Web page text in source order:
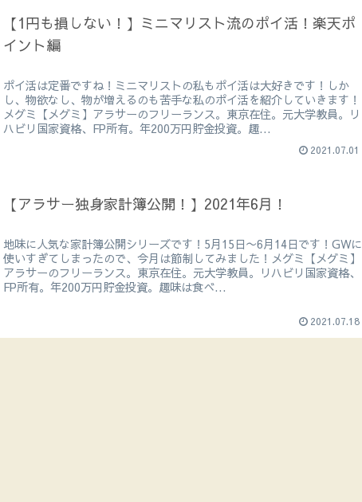
【1円も損しない！】ミニマリスト流のポイ活！楽天ポ
イント編
ポイ活は定番ですね！ミニマリストの私もポイ活は大好きです！しか
し、物欲なし、物が増えるのも苦手な私のポイ活を紹介していきます！
メグミ【メグミ】アラサーのフリーランス。東京在住。元大学教員。リ
ハビリ国家資格、FP所有。年200万円貯金投資。趣...
2021.07.01
【アラサー独身家計簿公開！】2021年6月！
地味に人気な家計簿公開シリーズです！5月15日〜6月14日です！GWに
使いすぎてしまったので、今月は節制してみました！メグミ【メグミ】
アラサーのフリーランス。東京在住。元大学教員。リハビリ国家資格、
FP所有。年200万円貯金投資。趣味は食べ...
2021.07.18